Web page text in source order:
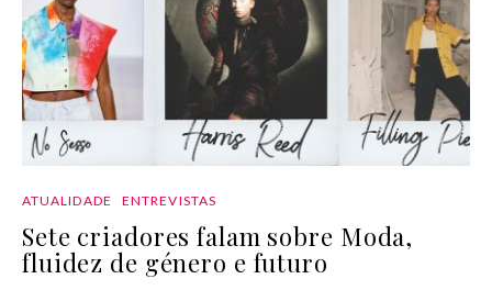
ATUALIDADE ENTREVISTAS
Sete criadores falam sobre Moda,
fluidez de género e futuro